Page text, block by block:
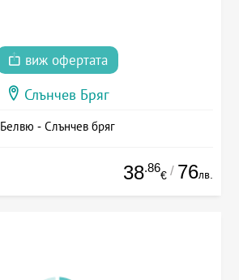
виж офертата
Слънчев Бряг
Белвю - Слънчев бряг
38.86
€ / 76лв.